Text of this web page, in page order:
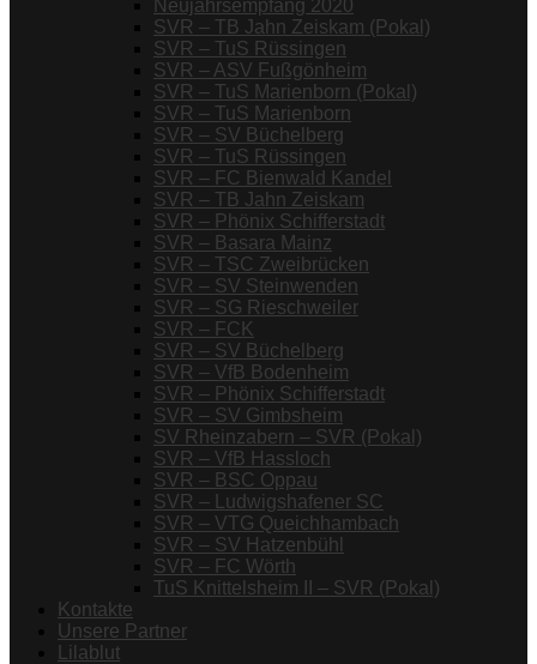
Neujahrsempfang 2020
SVR – TB Jahn Zeiskam (Pokal)
SVR – TuS Rüssingen
SVR – ASV Fußgönheim
SVR – TuS Marienborn (Pokal)
SVR – TuS Marienborn
SVR – SV Büchelberg
SVR – TuS Rüssingen
SVR – FC Bienwald Kandel
SVR – TB Jahn Zeiskam
SVR – Phönix Schifferstadt
SVR – Basara Mainz
SVR – TSC Zweibrücken
SVR – SV Steinwenden
SVR – SG Rieschweiler
SVR – FCK
SVR – SV Büchelberg
SVR – VfB Bodenheim
SVR – Phönix Schifferstadt
SVR – SV Gimbsheim
SV Rheinzabern – SVR (Pokal)
SVR – VfB Hassloch
SVR – BSC Oppau
SVR – Ludwigshafener SC
SVR – VTG Queichhambach
SVR – SV Hatzenbühl
SVR – FC Wörth
TuS Knittelsheim II – SVR (Pokal)
Kontakte
Unsere Partner
Lilablut